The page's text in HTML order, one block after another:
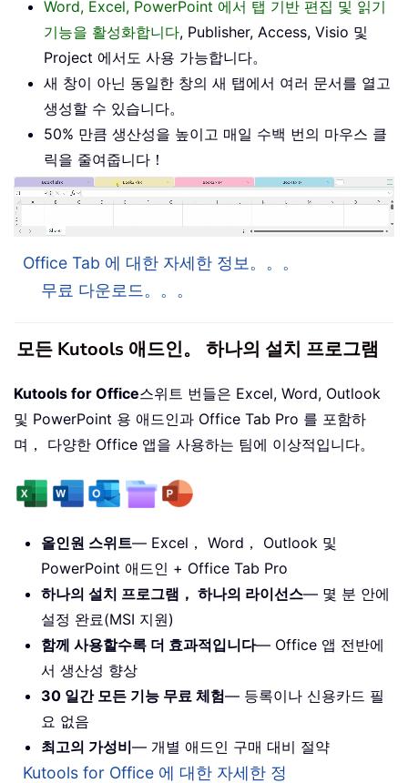
Word, Excel, PowerPoint 에서 탭 기반 편집 및 읽기
기능을 활성화합니다, Publisher, Access, Visio 및
Project 에서도 사용 가능합니다。
새 창이 아닌 동일한 창의 새 탭에서 여러 문서를 열고
생성할 수 있습니다。
50% 만큼 생산성을 높이고 매일 수백 번의 마우스 클
릭을 줄여줍니다！
Office Tab 에 대한 자세한 정보。。。
무료 다운로드。。。
모든 Kutools 애드인。 하나의 설치 프로그램
Kutools for Office스위트 번들은 Excel, Word, Outlook
및 PowerPoint 용 애드인과 Office Tab Pro 를 포함하
며， 다양한 Office 앱을 사용하는 팀에 이상적입니다。
올인원 스위트— Excel， Word， Outlook 및
PowerPoint 애드인 + Office Tab Pro
하나의 설치 프로그램， 하나의 라이선스— 몇 분 안에
설정 완료(MSI 지원)
함께 사용할수록 더 효과적입니다— Office 앱 전반에
서 생산성 향상
30 일간 모든 기능 무료 체험— 등록이나 신용카드 필
요 없음
최고의 가성비— 개별 애드인 구매 대비 절약
Kutools for Office 에 대한 자세한 정